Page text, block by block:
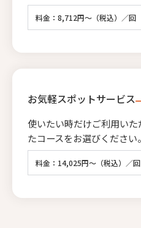
料金：8,712円～（税込）／回
お気軽スポットサービス
使いたい時だけご利用い
たコースをお選びください。
料金：14,025円～（税込）／回